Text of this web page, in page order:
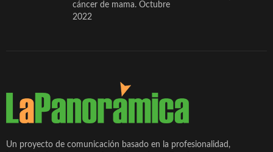
cáncer de mama. Octubre
2022
Un proyecto de comunicación basado en la profesionalidad,